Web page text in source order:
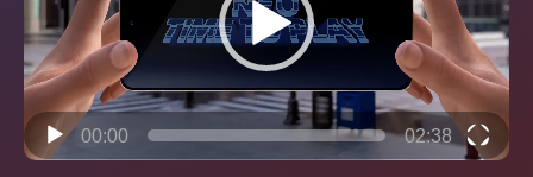
器
00:00 02:38